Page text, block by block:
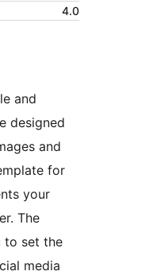
4.0
and
designed
and
for
your
The
to set the
media